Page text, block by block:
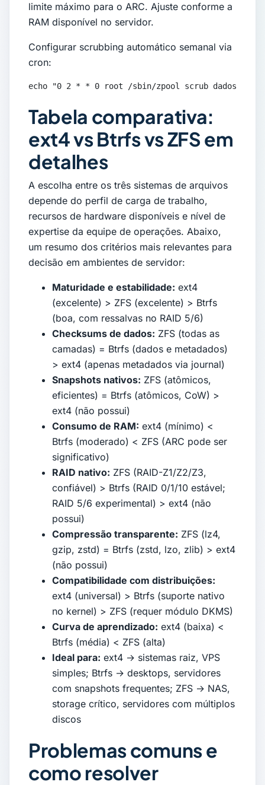
limite máximo para o ARC. Ajuste conforme a
RAM disponível no servidor.
Configurar scrubbing automático semanal via
cron:
echo "0 2 * * 0 root /sbin/zpool scrub
Tabela comparativa:
ext4 vs Btrfs vs ZFS em
detalhes
A escolha entre os três sistemas de arquivos
depende do perfil de carga de trabalho,
recursos de hardware disponíveis e nível de
expertise da equipe de operações. Abaixo,
um resumo dos critérios mais relevantes para
decisão em ambientes de servidor:
Maturidade e estabilidade: ext4
(excelente) > ZFS (excelente) > Btrfs
(boa, com ressalvas no RAID 5/6)
Checksums de dados: ZFS (todas as
camadas) = Btrfs (dados e metadados)
> ext4 (apenas metadados via journal)
Snapshots nativos: ZFS (atômicos,
eficientes) = Btrfs (atômicos, CoW) >
ext4 (não possui)
Consumo de RAM: ext4 (mínimo) <
Btrfs (moderado) < ZFS (ARC pode ser
significativo)
RAID nativo: ZFS (RAID-Z1/Z2/Z3,
confiável) > Btrfs (RAID 0/1/10 estável;
RAID 5/6 experimental) > ext4 (não
possui)
Compressão transparente: ZFS (lz4,
gzip, zstd) = Btrfs (zstd, lzo, zlib) > ext4
(não possui)
Compatibilidade com distribuições:
ext4 (universal) > Btrfs (suporte nativo
no kernel) > ZFS (requer módulo DKMS)
Curva de aprendizado: ext4 (baixa) <
Btrfs (média) < ZFS (alta)
Ideal para: ext4 → sistemas raiz, VPS
simples; Btrfs → desktops, servidores
com snapshots frequentes; ZFS → NAS,
storage crítico, servidores com múltiplos
discos
Problemas comuns e
como resolver